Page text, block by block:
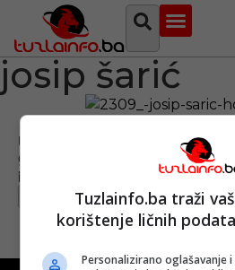
josip šarić
Uhapšen bivši HDZ-ov
gradonačelnik
23. 09. 2024.
OpširnijeTuzlainfo.ba traži
korištenje ličnih
Personalizirano oglašavanje